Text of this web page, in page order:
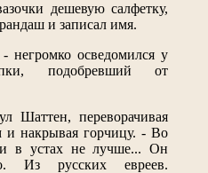
дешевую салфетку,
и записал имя.
негромко осведомился у
подобревший от
Шаттен, переворачивая
и накрывая горчицу. - Во
и в устах не лучше... Он
Из русских евреев.